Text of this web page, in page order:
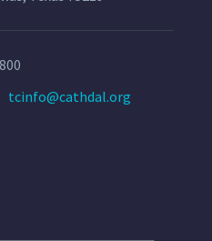
tcinfo@cathdal.org